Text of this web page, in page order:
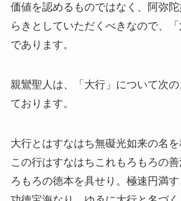
価値を認めるものではなく、阿弥
らきとしていただくべきなので、「
であります。
親鸞聖人は、「大行」について次
ております。
大行とはすなはち無礙光如来の名を
この行はすなはちこれもろもろの
ろもろの徳本を具せり。極速円満